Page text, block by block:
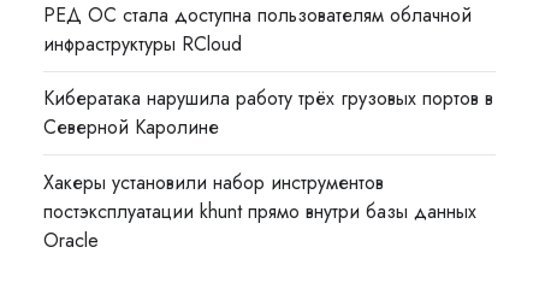
РЕД ОС стала доступна пользователям облачной
инфраструктуры RCloud
Кибератака нарушила работу трёх грузовых портов в
Северной Каролине
Хакеры установили набор инструментов
постэксплуатации khunt прямо внутри базы данных
Oracle